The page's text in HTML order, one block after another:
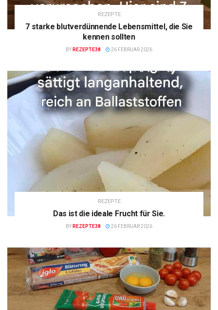
REZEPTE
7 starke blutverdünnende Lebensmittel, die Sie
kennen sollten
BY REZEPTE38 26 FEBRUAR 2026
REZEPTE
Das ist die ideale Frucht für Sie.
BY REZEPTE38 26 FEBRUAR 2026